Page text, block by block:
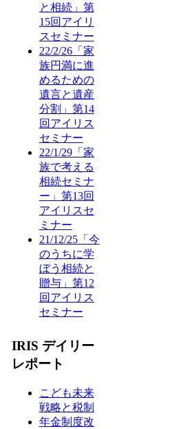
と相続」第
15回アイリ
スセミナー
22/2/26「家
族円満に進
めるための
遺言と遺産
分割」第14
回アイリス
セミナー
22/1/29「家
族で考える
相続セミナ
ー」第13回
アイリスセ
ミナー
21/12/25「今
のうちに学
ぼう相続と
贈与」第12
回アイリス
セミナー
IRIS デイリー
レポート
こども未来
戦略と税制
年金制度改